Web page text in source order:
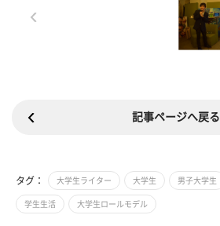
記事ページへ戻る
タグ： 大学生ライター 大学生 男子大学生
学生生活 大学生ロールモデル